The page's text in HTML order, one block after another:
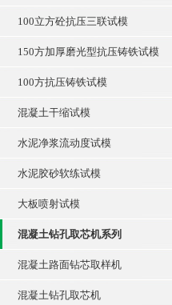
100立方砼抗压三联试模
150方加厚磨光型抗压铸铁试模
100方抗压铸铁试模
混凝土干缩试模
水泥净浆流动度试模
水泥胶砂软练试模
大板喷射试模
混凝土钻孔取芯机系列
混凝土路面钻芯取样机
混凝土钻孔取芯机